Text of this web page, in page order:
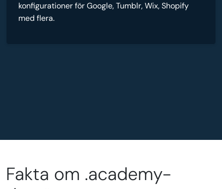
konfigurationer för Google, Tumblr, Wix, Shopify
med flera.
Fakta om .academy-